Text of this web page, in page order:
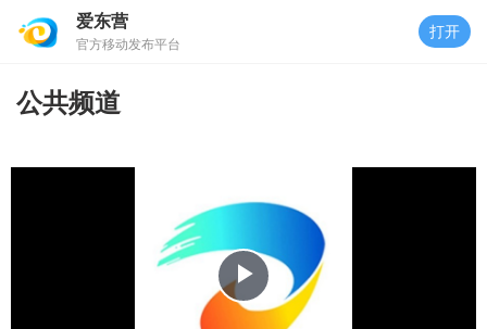
爱东营
官方移动发布平台
打开
公共频道
播